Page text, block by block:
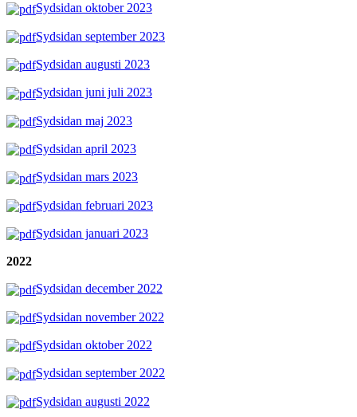
Sydsidan oktober 2023
Sydsidan september 2023
Sydsidan augusti 2023
Sydsidan juni juli 2023
Sydsidan maj 2023
Sydsidan april 2023
Sydsidan mars 2023
Sydsidan februari 2023
Sydsidan januari 2023
2022
Sydsidan december 2022
Sydsidan november 2022
Sydsidan oktober 2022
Sydsidan september 2022
Sydsidan augusti 2022